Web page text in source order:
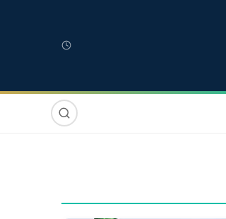
صوت وصورة